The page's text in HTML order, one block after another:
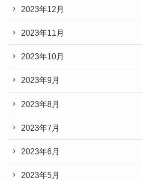
2023年12月
2023年11月
2023年10月
2023年9月
2023年8月
2023年7月
2023年6月
2023年5月